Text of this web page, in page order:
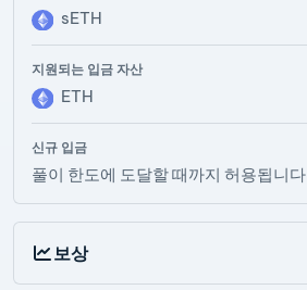
sETH
지원되는 입금 자산
ETH
신규 입금
풀이 한도에 도달할 때까지 허용됩니다
보상